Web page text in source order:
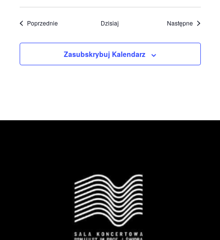
PoprzednieWydarzenia Dzisiaj Następne
Zasubskrybuj Kalendarz